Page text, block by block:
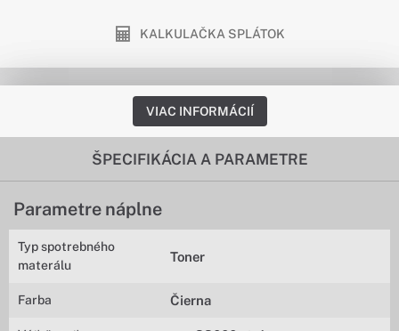
KALKULAČKA SPLÁTOK
VIAC INFORMÁCIÍ
ŠPECIFIKÁCIA A PARAMETRE
Parametre náplne
Typ spotrebného
materálu
Toner
Farba Čierna